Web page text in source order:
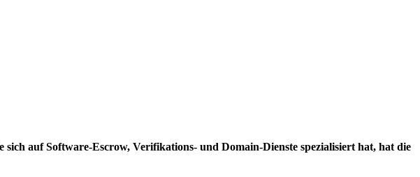
auf Software-Escrow, Verifikations- und Domain-Dienste spezialisiert hat, hat die